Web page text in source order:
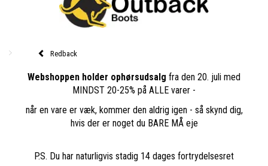
Redback
Webshoppen holder ophørsudsalg fra den 20. juli med
MINDST 20-25% på ALLE varer -
når en vare er væk, kommer den aldrig igen - så skynd dig,
hvis der er noget du BARE MÅ eje
P.S. Du har naturligvis stadig 14 dages fortrydelsesret